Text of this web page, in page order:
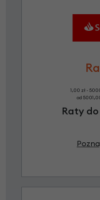
1,00 zł -
od
Raty